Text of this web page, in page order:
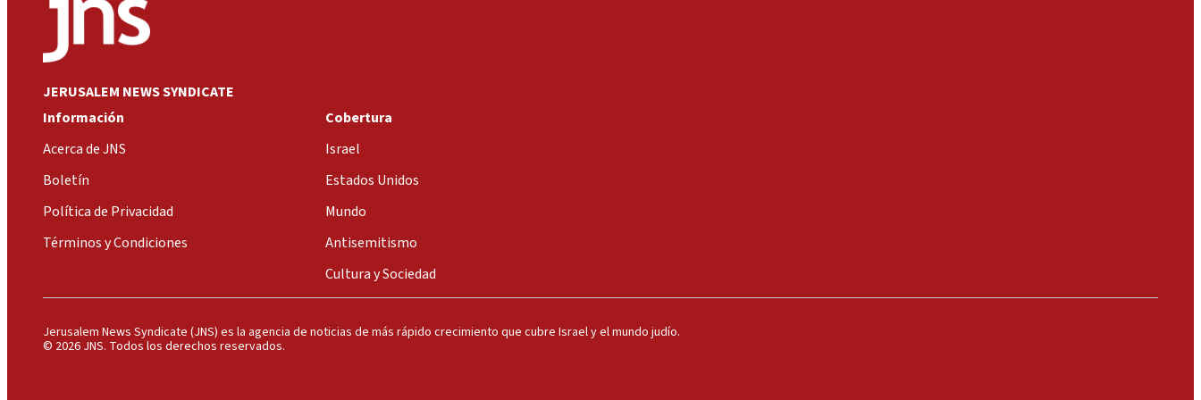
JERUSALEM NEWS SYNDICATE
Información
Acerca de JNS
Boletín
Política de Privacidad
Términos y Condiciones
Cobertura
Israel
Estados Unidos
Mundo
Antisemitismo
Cultura y Sociedad
Jerusalem News Syndicate (JNS) es la agencia de noticias de más rápido crecimiento que cubre Israel y el mundo judío.
© 2026 JNS. Todos los derechos reservados.